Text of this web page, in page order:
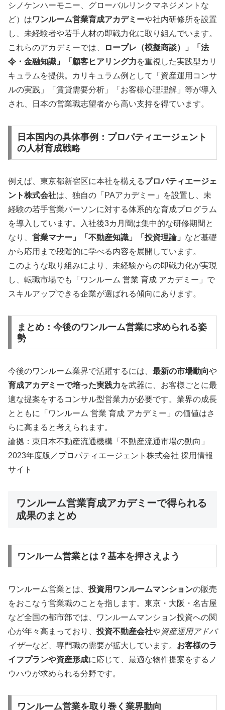
シノケンハーモニー、グローバルリンクマネジメントな
ど）はワンルーム営業育成アカデミーや社内研修所を設置
し、未経験者や若手人材の即戦力化に取り組んでいます。
これらのアカデミーでは、
ロープレ（模擬商談）」「法
令・金融知識」「顧客ヒアリング力を重視した実践型カリ
キュラムを提供。カリキュラム例として「資産運用コンサ
ルの実践」「賃貸需要分析」「お客様心理理解」等が導入
され、日本の営業職志望者から高い支持を得ています。
日本国内の具体事例：プロパティエージェント
の人材育成戦略
例えば、東京都新宿区に本社を構えるプロパティエージェ
ント株式会社は、独自の「PAアカデミー」を設置し、未
経験の若手営業パーソンに対する体系的な育成プログラム
を導入しています。入社後3カ月間は集中的な研修期間と
なり、 営業マナー」「不動産知識」「投資理論」 など基礎
から応用まで段階的に学べる内容を展開しています。
このような取り組みにより、未経験からの即戦力化が実現
し、転職市場でも「ワンルーム 営業 育成 アカデミー」で
スキルアップできる企業が選ばれる傾向にあります。
まとめ：今後のワンルーム営業に求められる姿
勢
今後のワンルーム業界で活躍するには、 最新の市場動向や
育成アカデミーで培った実践力を武器に、お客様ごとに最
適な提案をするコンサル型営業力が必要です。業界の成長
とともに「ワンルーム 営業 育成 アカデミー」の価値はさ
らに高まると考えられます。
論拠：東日本不動産流通機構「不動産流通市場の動向」
2023年度版／プロパティエージェント株式会社 採用情報
サイト
ワンルーム営業育成アカデミーで得られる
成果のまとめ
ワンルーム営業とは？基本を押さえよう
ワンルーム営業とは、 投資用ワンルームマンションの販売
をおこなう営業職のことを指します。東京・大阪・名古屋
など全国の都市部では、ワンルームマンション投資への関
心が年々高まっており、 投資不動産会社や資産運用アドバ
イザーなど、専門職の需要が拡大しています。 お客様のラ
イフプランや資産形成に応じて、最適な物件提案をするノ
ウハウが求められる分野です。
ワンルーム営業を取り巻く業界動向